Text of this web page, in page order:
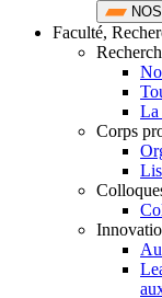
Faculté,
La
Corps